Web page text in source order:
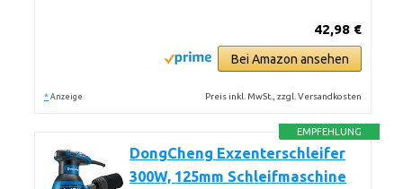
42,98 €
Bei Amazon ansehen
* Anzeige Preis inkl. MwSt., zzgl. Versandkosten
EMPFEHLUNG
DongCheng Exzenterschleifer
300W, 125mm Schleifmaschine